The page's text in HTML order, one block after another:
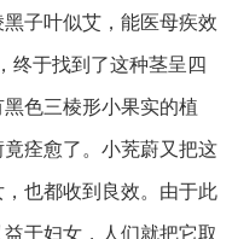
子叶似艾，能医母疾效
终于找到了这种茎呈四
色三棱形小果实的植
痊愈了。小茺蔚又把这
也都收到良效。由于此
于妇女，人们就把它取